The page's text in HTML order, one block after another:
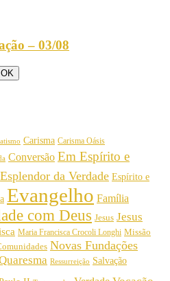
– 03/08
Carisma Carisma Oásis
Conversão Em Espírito e
Esplendor da Verdade Espírito e
Evangelho Família
com Deus Jesus Jesus
Maria Francisca Crocoli Longhi Missão
Novas Fundações
Ressurreição Salvação